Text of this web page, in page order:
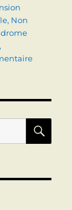
, Non
,
sur
PORTE
(causes,
signes,